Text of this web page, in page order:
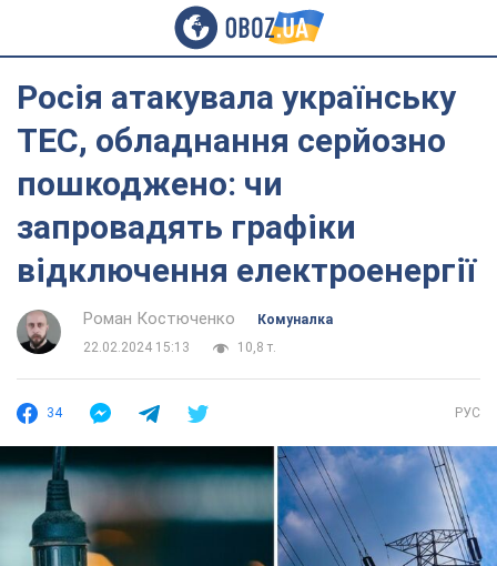
Росія атакувала українську
ТЕС, обладнання серйозно
пошкоджено: чи
запровадять графіки
відключення електроенергії
Роман Костюченко
Комуналка
22.02.2024 15:13
10,8 т.
34 РУС